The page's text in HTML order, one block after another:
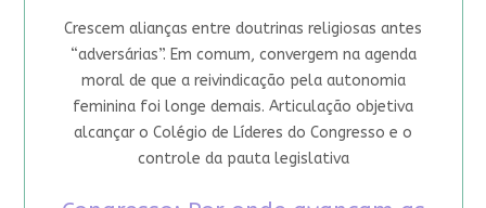
Crescem alianças entre doutrinas religiosas antes
“adversárias”. Em comum, convergem na agenda
moral de que a reivindicação pela autonomia
feminina foi longe demais. Articulação objetiva
alcançar o Colégio de Líderes do Congresso e o
controle da pauta legislativa